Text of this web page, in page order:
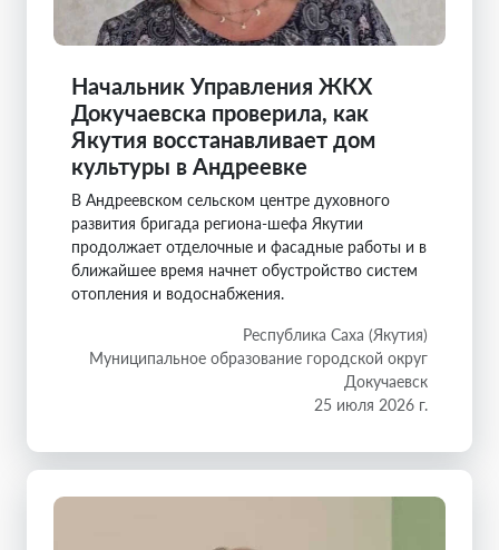
Начальник Управления ЖКХ
Докучаевска проверила, как
Якутия восстанавливает дом
культуры в Андреевке
В Андреевском сельском центре духовного
развития бригада региона-шефа Якутии
продолжает отделочные и фасадные работы и в
ближайшее время начнет обустройство систем
отопления и водоснабжения.
Республика Саха (Якутия)
Муниципальное образование городской округ
Докучаевск
25 июля 2026 г.